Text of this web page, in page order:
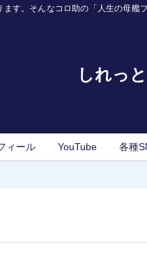
す。そんなコロ助の「人生の母艦ブ
しれっ
ィール YouTube 各種